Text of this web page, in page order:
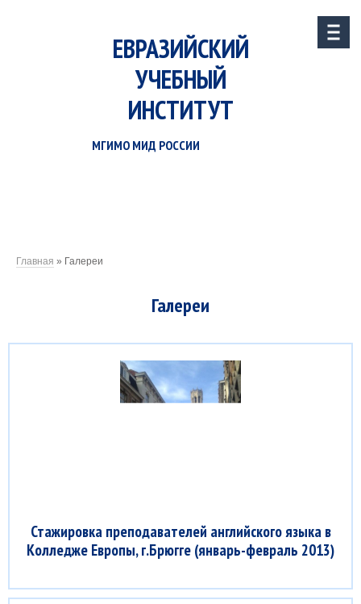
ЕВРАЗИЙСКИЙ
УЧЕБНЫЙ
ИНСТИТУТ
МГИМО МИД РОССИИ
Главная » Галереи
Галереи
Стажировка преподавателей английского языка в
Колледже Европы, г.Брюгге (январь-февраль 2013)